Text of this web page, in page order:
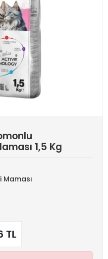
1,5 Kg
Maması
TL